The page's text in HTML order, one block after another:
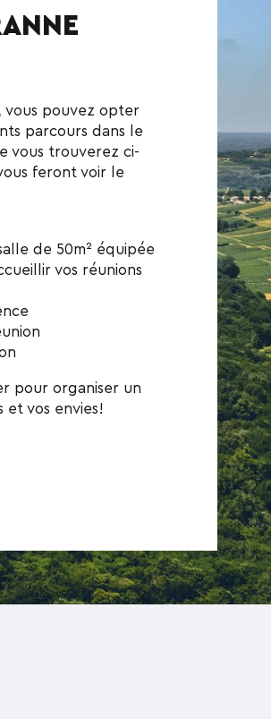
vous pouvez opter
parcours dans le
vous trouverez ci-
feront voir le
de 50m² équipée
vos réunions
pour organiser un
et vos envies!